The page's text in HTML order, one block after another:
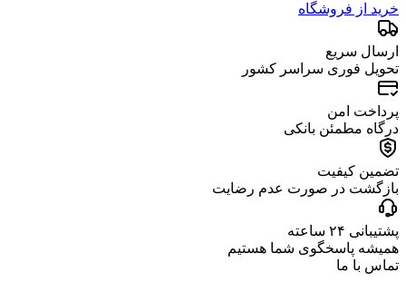
خرید از فروشگاه
ارسال سریع
تحویل فوری سراسر کشور
پرداخت امن
درگاه مطمئن بانکی
تضمین کیفیت
بازگشت در صورت عدم رضایت
پشتیبانی ۲۴ ساعته
همیشه پاسخگوی شما هستیم
تماس با ما